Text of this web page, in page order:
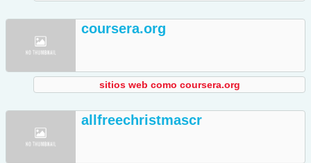
coursera.org
sitios web como coursera.org
allfreechristmascr